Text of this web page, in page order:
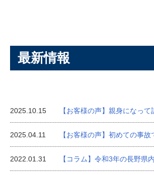
最新情報
2025.10.15 【お客様の声】親身になっ
2025.04.11 【お客様の声】初めての事
2022.01.31 【コラム】令和3年の長野県